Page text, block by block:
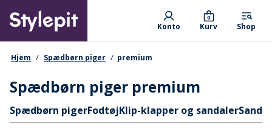
main
content
Primary departments
Konto Kurv
0
Shop
navigationssti
Hjem Spædbørn piger premium
Spædbørn piger premium
Hurtige links
Spædbørn pigerFodtøjKlip-klapper og sandaler